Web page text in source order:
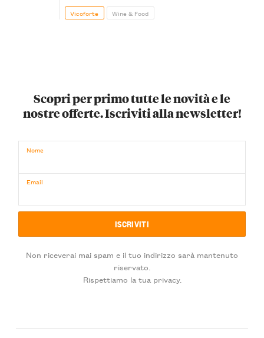
Vicoforte Wine & Food
Scopri per primo tutte le novità e le
nostre offerte. Iscriviti alla newsletter!
Nome
Email
Non riceverai mai spam e il tuo indirizzo sarà mantenuto
riservato.
Rispettiamo la tua privacy.